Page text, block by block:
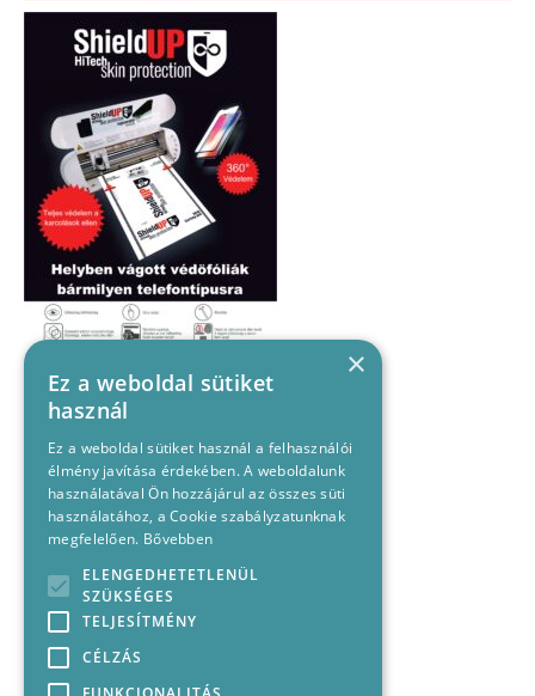
×
Ez a weboldal sütiket
használ
Ez a weboldal sütiket használ a felhasználói
élmény javítása érdekében. A weboldalunk
használatával Ön hozzájárul az összes süti
használatához, a Cookie szabályzatunknak
megfelelően. Bővebben
ELENGEDHETETLENÜL
SZÜKSÉGES
TELJESÍTMÉNY
CÉLZÁS